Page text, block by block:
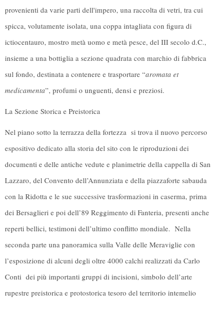
provenienti da varie parti dell'impero, una raccolta di vetri, tra cui
spicca, volutamente isolata, una coppa intagliata con figura di
ictiocentauro, mostro metà uomo e metà pesce, del III secolo d.C.,
insieme a una bottiglia a sezione quadrata con marchio di fabbrica
sul fondo, destinata a contenere e trasportare “aromata et
medicamenta”, profumi o unguenti, densi e preziosi.
La Sezione Storica e Preistorica
Nel piano sotto la terrazza della fortezza si trova il nuovo percorso
espositivo dedicato alla storia del sito con le riproduzioni dei
documenti e delle antiche vedute e planimetrie della cappella di San
Lazzaro, del Convento dell’Annunziata e della piazzaforte sabauda
con la Ridotta e le sue successive trasformazioni in caserma, prima
dei Bersaglieri e poi dell’89 Reggimento di Fanteria, presenti anche
reperti bellici, testimoni dell’ultimo conflitto mondiale. Nella
seconda parte una panoramica sulla Valle delle Meraviglie con
l’esposizione di alcuni degli oltre 4000 calchi realizzati da Carlo
Conti dei più importanti gruppi di incisioni, simbolo dell’arte
rupestre preistorica e protostorica tesoro del territorio intemelio